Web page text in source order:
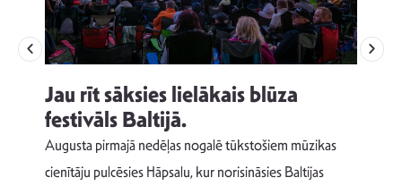
Jau rīt sāksies lielākais blūza
festivāls Baltijā.
Augusta pirmajā nedēļas nogalē tūkstošiem mūzikas
cienītāju pulcēsies Hāpsalu, kur norisināsies Baltijas